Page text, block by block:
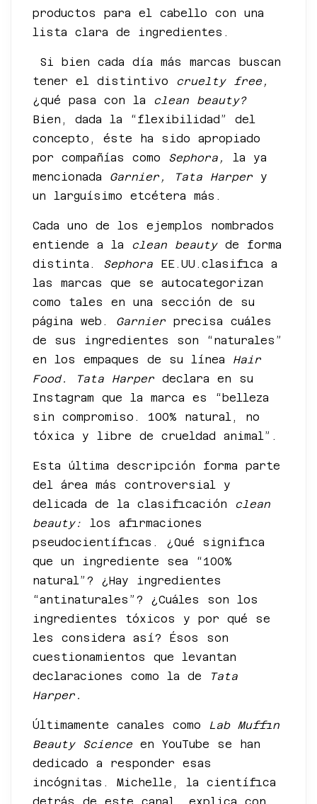
productos para el cabello con una
lista clara de ingredientes.
Si bien cada día más marcas buscan
tener el distintivo cruelty free,
¿qué pasa con la clean beauty?
Bien, dada la “flexibilidad” del
concepto, éste ha sido apropiado
por compañías como Sephora, la ya
mencionada Garnier, Tata Harper y
un larguísimo etcétera más.
Cada uno de los ejemplos nombrados
entiende a la clean beauty de forma
distinta. Sephora EE.UU.clasifica a
las marcas que se autocategorizan
como tales en una sección de su
página web. Garnier precisa cuáles
de sus ingredientes son “naturales”
en los empaques de su línea Hair
Food. Tata Harper declara en su
Instagram que la marca es “belleza
sin compromiso. 100% natural, no
tóxica y libre de crueldad animal”.
Esta última descripción forma parte
del área más controversial y
delicada de la clasificación clean
beauty: los afirmaciones
pseudocientíficas. ¿Qué significa
que un ingrediente sea “100%
natural”? ¿Hay ingredientes
“antinaturales”? ¿Cuáles son los
ingredientes tóxicos y por qué se
les considera así? Ésos son
cuestionamientos que levantan
declaraciones como la de
Tata
Harper.
Últimamente canales como
Lab Muffin
Beauty Science en YouTube se han
dedicado a responder esas
incógnitas. Michelle, la científica